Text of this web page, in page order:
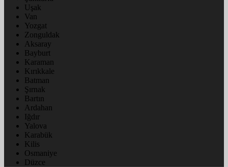
Uşak
Van
Yozgat
Zonguldak
Aksaray
Bayburt
Karaman
Kırıkkale
Batman
Şırnak
Bartın
Ardahan
Iğdır
Yalova
Karabük
Kilis
Osmaniye
Düzce